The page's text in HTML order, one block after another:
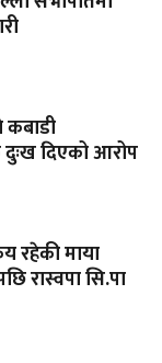
कबाडी
दिएको आरोप
रहेकी माया
रास्वपा सि.पा